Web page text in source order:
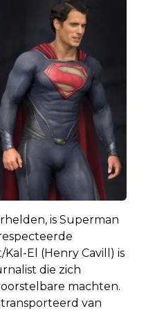
is Superman
El (Henry Cavill) is
die zich
machten.
van